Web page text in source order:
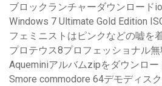
ブロックランチャーダウンロード
Windows 7 Ultimate Gold Edition
フェミニストはピンクなどの嘘を
プロテウス8プロフェッショナル
Aqueminiアルバムzipをダウンロー
Smore commodore 64デモディス